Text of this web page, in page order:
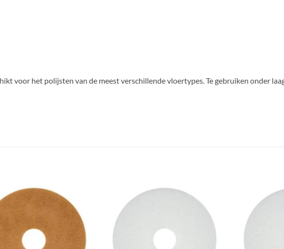
voor het polijsten van de meest verschillende vloertypes. Te gebruiken onder